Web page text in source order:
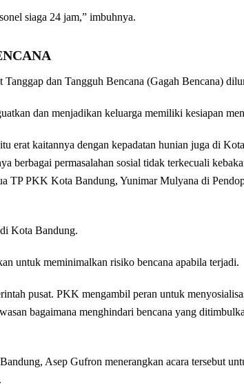
siaga 24 jam,” imbuhnya.
Tanggap dan Tangguh Bencana (Gagah Bencana)
dan menjadikan keluarga memiliki kesiapan
erat kaitannya dengan kepadatan hunian juga di
berbagai permasalahan sosial tidak terkecuali
TP PKK Kota Bandung, Yunimar Mulyana di
Kota Bandung.
untuk meminimalkan risiko bencana apabila terjadi.
pusat. PKK mengambil peran untuk
bagaimana menghindari bencana yang
Asep Gufron menerangkan acara tersebut